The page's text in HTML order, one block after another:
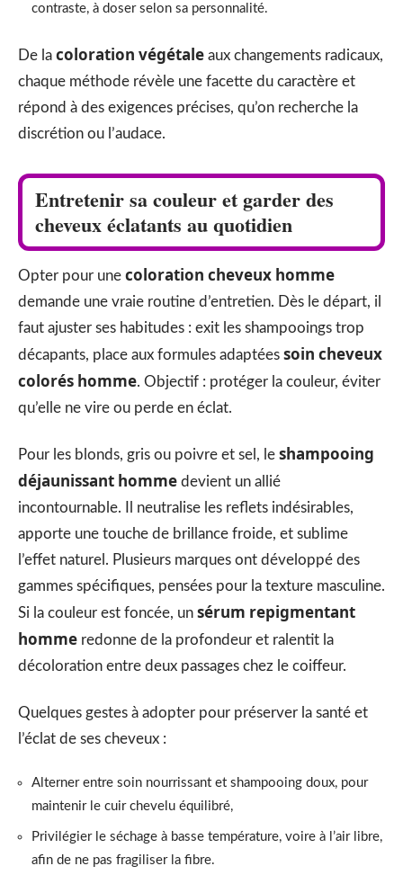
contraste, à doser selon sa personnalité.
De la coloration végétale aux changements radicaux,
chaque méthode révèle une facette du caractère et
répond à des exigences précises, qu’on recherche la
discrétion ou l’audace.
Entretenir sa couleur et garder des
cheveux éclatants au quotidien
Opter pour une coloration cheveux homme
demande une vraie routine d’entretien. Dès le départ, il
faut ajuster ses habitudes : exit les shampooings trop
décapants, place aux formules adaptées soin cheveux
colorés homme. Objectif : protéger la couleur, éviter
qu’elle ne vire ou perde en éclat.
Pour les blonds, gris ou poivre et sel, le shampooing
déjaunissant homme devient un allié
incontournable. Il neutralise les reflets indésirables,
apporte une touche de brillance froide, et sublime
l’effet naturel. Plusieurs marques ont développé des
gammes spécifiques, pensées pour la texture masculine.
Si la couleur est foncée, un sérum repigmentant
homme redonne de la profondeur et ralentit la
décoloration entre deux passages chez le coiffeur.
Quelques gestes à adopter pour préserver la santé et
l’éclat de ses cheveux :
Alterner entre soin nourrissant et shampooing doux, pour
maintenir le cuir chevelu équilibré,
Privilégier le séchage à basse température, voire à l’air libre,
afin de ne pas fragiliser la fibre.